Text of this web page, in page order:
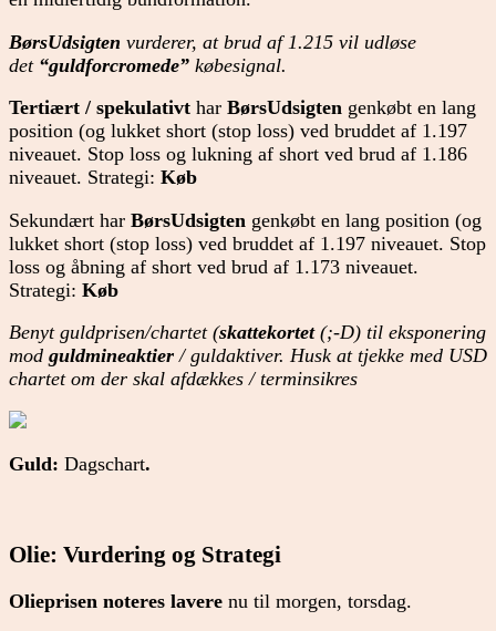
BørsUdsigten vurderer, at brud af 1.215 vil udløse
det “guldforcromede” købesignal.
Tertiært / spekulativt har BørsUdsigten genkøbt en lang
position (og lukket short (stop loss) ved bruddet af 1.197
niveauet. Stop loss og lukning af short ved brud af 1.186
niveauet. Strategi: Køb
Sekundært har BørsUdsigten genkøbt en lang position (og
lukket short (stop loss) ved bruddet af 1.197 niveauet. Stop
loss og åbning af short ved brud af 1.173 niveauet.
Strategi: Køb
Benyt guldprisen/chartet (skattekortet(;-D) til eksponering
mod guldmineaktier / guldaktiver. Husk at tjekke med USD
chartet om der skal afdækkes / terminsikres
Guld: Dagschart.
Olie: Vurdering og Strategi
Olieprisen noteres lavere nu til morgen, torsdag.